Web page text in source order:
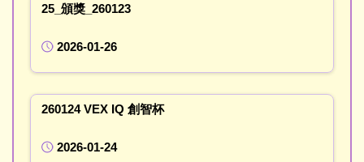
25_頒獎_260123
2026-01-26
260124 VEX IQ 創智杯
2026-01-24